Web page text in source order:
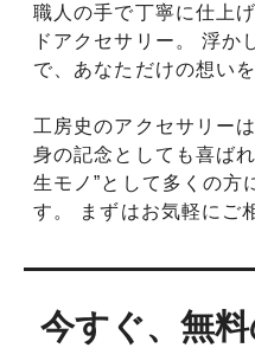
職人の手で丁寧に仕上
ドアクセサリー。 浮か
で、あなただけの想い
工房史のアクセサリー
身の記念としても喜ば
生モノ”として多くの方
す。 まずはお気軽にご
今すぐ、無